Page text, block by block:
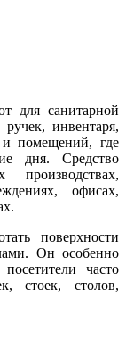
для санитарной
инвентаря,
и помещений, где
дня. Средство
офисах,
поверхности
Он особенно
часто
стоек, столов,